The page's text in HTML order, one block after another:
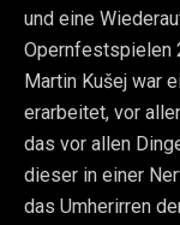
und eine
Opernfestspielen
Martin Kušej war
erarbeitet, vor
das vor allen
dieser in einer
das Umherirren